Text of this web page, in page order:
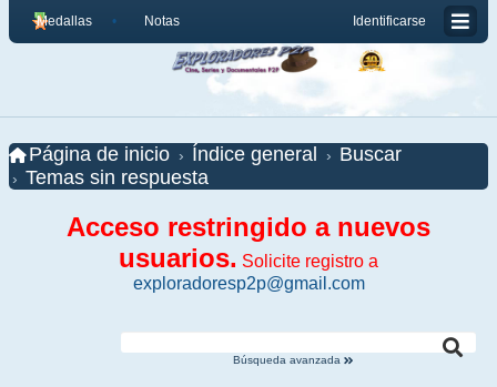
Identificarse
Medallas Notas
Página de inicio Índice general
Buscar
Temas sin respuesta
Acceso restringido a nuevos
usuarios. Solicite registro a
exploradoresp2p@gmail.com
Búsqueda avanzada